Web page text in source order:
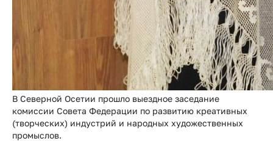
В Северной Осетии прошло выездное заседание
комиссии Совета Федерации по развитию креативных
(творческих) индустрий и народных художественных
промыслов.